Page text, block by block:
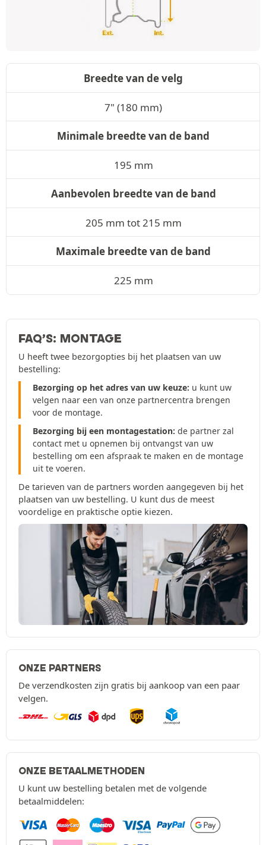
Breedte van de velg
7" (180 mm)
Minimale breedte van de band
195 mm
Aanbevolen breedte van de band
205 mm tot 215 mm
Maximale breedte van de band
225 mm
FAQ’S: MONTAGE
U heeft twee bezorgopties bij het plaatsen van uw
bestelling:
Bezorging op het adres van uw keuze: u kunt uw
velgen naar een van onze partnercentra brengen
voor de montage.
Bezorging bij een montagestation: de partner zal
contact met u opnemen bij ontvangst van uw
bestelling om een afspraak te maken en de montage
uit te voeren.
De tarieven van de partners worden aangegeven bij het
plaatsen van uw bestelling. U kunt dus de meest
voordelige en praktische optie kiezen.
ONZE PARTNERS
De verzendkosten zijn gratis bij aankoop van een paar
velgen.
ONZE BETAALMETHODEN
U kunt uw bestelling betalen met de volgende
betaalmiddelen: